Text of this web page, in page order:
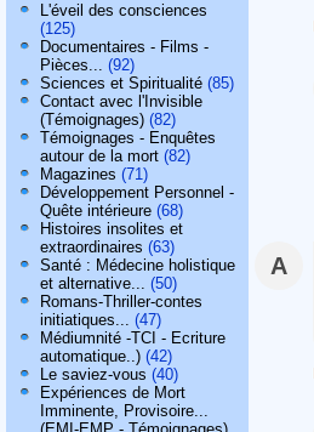
L'éveil des consciences
(125)
Documentaires - Films -
Pièces... (92)
Sciences et Spiritualité (85)
Contact avec l'Invisible
(Témoignages) (82)
Témoignages - Enquêtes
autour de la mort (82)
Magazines (71)
Développement Personnel -
Quête intérieure (68)
Histoires insolites et
extraordinaires (63)
Santé : Médecine holistique
et alternative... (50)
Romans-Thriller-contes
initiatiques... (47)
Médiumnité -TCI - Ecriture
automatique..) (42)
Le saviez-vous (40)
Expériences de Mort
Imminente, Provisoire...
A